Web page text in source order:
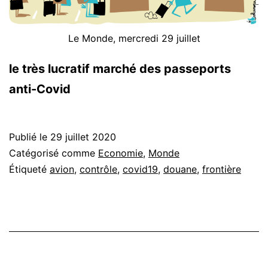
Le Monde, mercredi 29 juillet
le très lucratif marché des passeports
anti-Covid
Publié le 29 juillet 2020
Catégorisé comme Economie, Monde
Étiqueté avion, contrôle, covid19, douane, frontière